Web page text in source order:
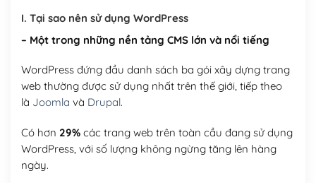
Hosting 5GB SSD (1 năm)
Hosting 8GB SSD (1 năm) (+950,000₫)
I. Tại sao nên sử dụng WordPress
– Một trong những nền tảng CMS lớn và nổi tiếng
WordPress đứng đầu danh sách ba gói xây dựng trang
web thường được sử dụng nhất trên thế giới, tiếp theo
là Joomla và Drupal.
Có hơn 29%các trang web trên toàn cầu đang sử dụng
WordPress, với số lượng không ngừng tăng lên hàng
ngày.